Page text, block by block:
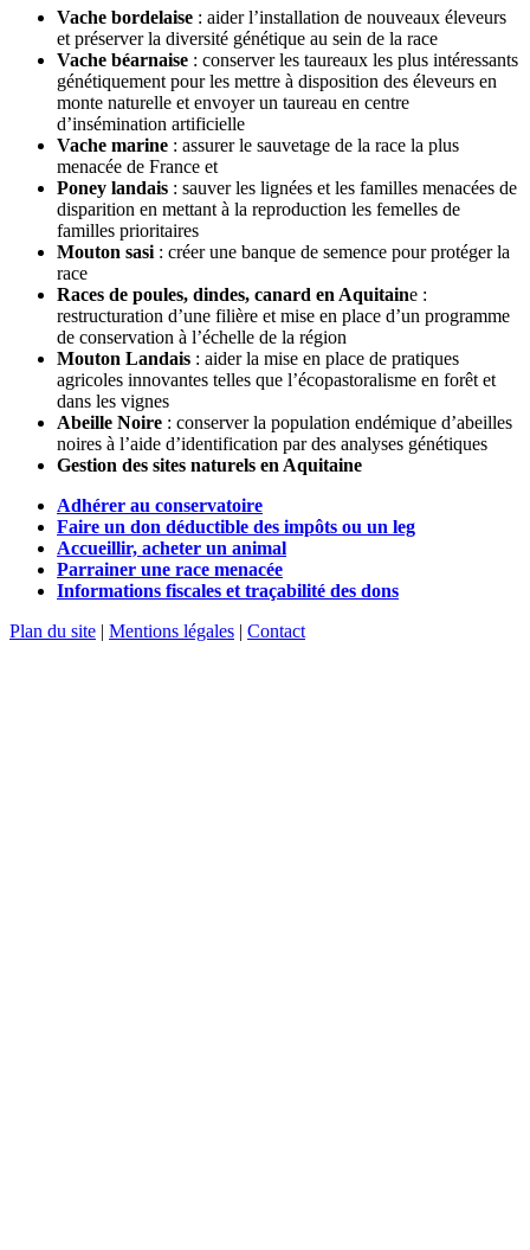
Vache bordelaise : aider l’installation de nouveaux éleveurs
et préserver la diversité génétique au sein de la race
Vache béarnaise : conserver les taureaux les plus intéressants
génétiquement pour les mettre à disposition des éleveurs en
monte naturelle et envoyer un taureau en centre
d’insémination artificielle
Vache marine : assurer le sauvetage de la race la plus
menacée de France et
Poney landais : sauver les lignées et les familles menacées de
disparition en mettant à la reproduction les femelles de
familles prioritaires
Mouton sasi : créer une banque de semence pour protéger la
race
Races de poules, dindes, canard en Aquitaine :
restructuration d’une filière et mise en place d’un programme
de conservation à l’échelle de la région
Mouton Landais : aider la mise en place de pratiques
agricoles innovantes telles que l’écopastoralisme en forêt et
dans les vignes
Abeille Noire : conserver la population endémique d’abeilles
noires à l’aide d’identification par des analyses génétiques
Gestion des sites naturels en Aquitaine
Adhérer au conservatoire
Faire un don déductible des impôts ou un leg
Accueillir, acheter un animal
Parrainer une race menacée
Informations fiscales et traçabilité des dons
Plan du site | Mentions légales | Contact